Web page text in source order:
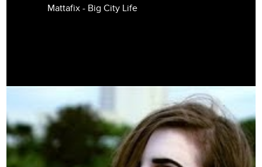
Mattafix - Big City Life